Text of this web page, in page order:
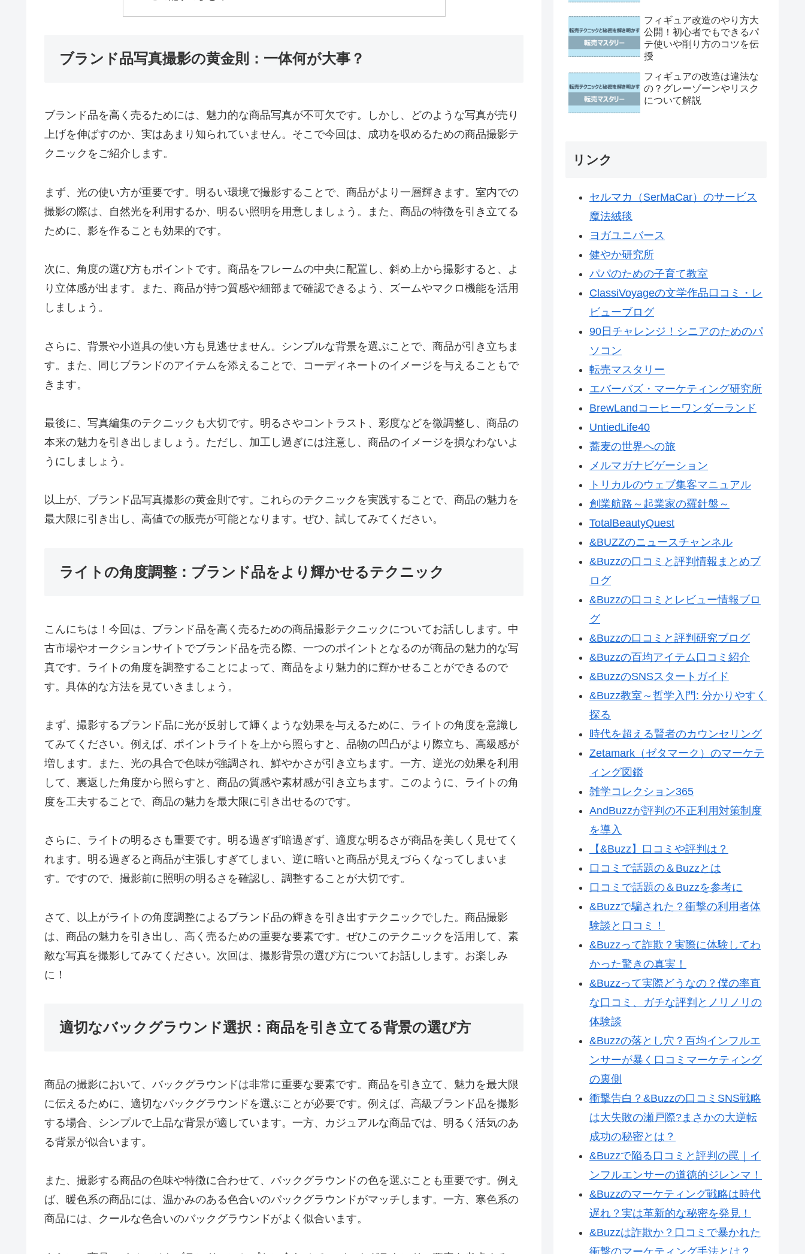
ブランド品写真撮影の黄金則：一体何が大事？
ブランド品を高く売るためには、魅力的な商品写真が不可欠です。しかし、どのような写真が売り
上げを伸ばすのか、実はあまり知られていません。そこで今回は、成功を収めるための商品撮影テ
クニックをご紹介します。
まず、光の使い方が重要です。明るい環境で撮影することで、商品がより一層輝きます。室内での
撮影の際は、自然光を利用するか、明るい照明を用意しましょう。また、商品の特徴を引き立てる
ために、影を作ることも効果的です。
次に、角度の選び方もポイントです。商品をフレームの中央に配置し、斜め上から撮影すると、よ
り立体感が出ます。また、商品が持つ質感や細部まで確認できるよう、ズームやマクロ機能を活用
しましょう。
さらに、背景や小道具の使い方も見逃せません。シンプルな背景を選ぶことで、商品が引き立ちま
す。また、同じブランドのアイテムを添えることで、コーディネートのイメージを与えることもで
きます。
最後に、写真編集のテクニックも大切です。明るさやコントラスト、彩度などを微調整し、商品の
本来の魅力を引き出しましょう。ただし、加工し過ぎには注意し、商品のイメージを損なわないよ
うにしましょう。
以上が、ブランド品写真撮影の黄金則です。これらのテクニックを実践することで、商品の魅力を
最大限に引き出し、高値での販売が可能となります。ぜひ、試してみてください。
ライトの角度調整：ブランド品をより輝かせるテクニック
こんにちは！今回は、ブランド品を高く売るための商品撮影テクニックについてお話しします。中
古市場やオークションサイトでブランド品を売る際、一つのポイントとなるのが商品の魅力的な写
真です。ライトの角度を調整することによって、商品をより魅力的に輝かせることができるので
す。具体的な方法を見ていきましょう。
まず、撮影するブランド品に光が反射して輝くような効果を与えるために、ライトの角度を意識し
てみてください。例えば、ポイントライトを上から照らすと、品物の凹凸がより際立ち、高級感が
増します。また、光の具合で色味が強調され、鮮やかさが引き立ちます。一方、逆光の効果を利用
して、裏返した角度から照らすと、商品の質感や素材感が引き立ちます。このように、ライトの角
度を工夫することで、商品の魅力を最大限に引き出せるのです。
さらに、ライトの明るさも重要です。明る過ぎず暗過ぎず、適度な明るさが商品を美しく見せてく
れます。明る過ぎると商品が主張しすぎてしまい、逆に暗いと商品が見えづらくなってしまいま
す。ですので、撮影前に照明の明るさを確認し、調整することが大切です。
さて、以上がライトの角度調整によるブランド品の輝きを引き出すテクニックでした。商品撮影
は、商品の魅力を引き出し、高く売るための重要な要素です。ぜひこのテクニックを活用して、素
敵な写真を撮影してみてください。次回は、撮影背景の選び方についてお話しします。お楽しみ
に！
適切なバックグラウンド選択：商品を引き立てる背景の選び方
商品の撮影において、バックグラウンドは非常に重要な要素です。商品を引き立て、魅力を最大限
に伝えるために、適切なバックグラウンドを選ぶことが必要です。例えば、高級ブランド品を撮影
する場合、シンプルで上品な背景が適しています。一方、カジュアルな商品では、明るく活気のあ
る背景が似合います。
また、撮影する商品の色味や特徴に合わせて、バックグラウンドの色を選ぶことも重要です。例え
ば、暖色系の商品には、温かみのある色合いのバックグラウンドがマッチします。一方、寒色系の
商品には、クールな色合いのバックグラウンドがよく似合います。
フィギュア改造のやり方大
公開！初心者でもできるパ
テ使いや削り方のコツを伝
授
フィギュアの改造は違法な
の？グレーゾーンやリスク
について解説
リンク
セルマカ（SerMaCar）のサービス
魔法絨毯
ヨガユニバース
健やか研究所
パパのための子育て教室
ClassiVoyageの文学作品口コミ・レ
ビューブログ
90日チャレンジ！シニアのためのパ
ソコン
転売マスタリー
エバーバズ・マーケティング研究所
BrewLandコーヒーワンダーランド
UntiedLife40
蕎麦の世界への旅
メルマガナビゲーション
トリカルのウェブ集客マニュアル
創業航路～起業家の羅針盤～
TotalBeautyQuest
&BUZZのニュースチャンネル
&Buzzの口コミと評判情報まとめブ
ログ
&Buzzの口コミとレビュー情報ブロ
グ
&Buzzの口コミと評判研究ブログ
&Buzzの百均アイテム口コミ紹介
&BuzzのSNSスタートガイド
&Buzz教室～哲学入門: 分かりやすく
探る
時代を超える賢者のカウンセリング
Zetamark（ゼタマーク）のマーケテ
ィング図鑑
雑学コレクション365
AndBuzzが評判の不正利用対策制度
を導入
【&Buzz】口コミや評判は？
口コミで話題の＆Buzzとは
口コミで話題の＆Buzzを参考に
&Buzzで騙された？衝撃の利用者体
験談と口コミ！
&Buzzって詐欺？実際に体験してわ
かった驚きの真実！
&Buzzって実際どうなの？僕の率直
な口コミ、ガチな評判とノリノリの
体験談
&Buzzの落とし穴？百均インフルエ
ンサーが暴く口コミマーケティング
の裏側
衝撃告白？&Buzzの口コミSNS戦略
は大失敗の瀬戸際?まさかの大逆転
成功の秘密とは？
&Buzzで陥る口コミと評判の罠｜イ
ンフルエンサーの道徳的ジレンマ！
&Buzzのマーケティング戦略は時代
遅れ？実は革新的な秘密を発見！
&Buzzは詐欺か？口コミで暴かれた